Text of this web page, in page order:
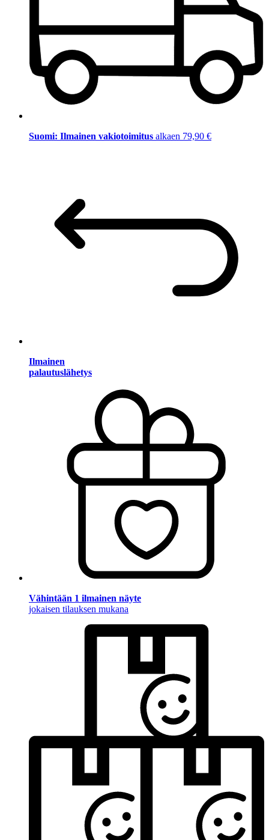
Suomi: Ilmainen vakiotoimitus alkaen 79,90 €
Ilmainen
palautuslähetys
Vähintään 1 ilmainen näyte
jokaisen tilauksen mukana